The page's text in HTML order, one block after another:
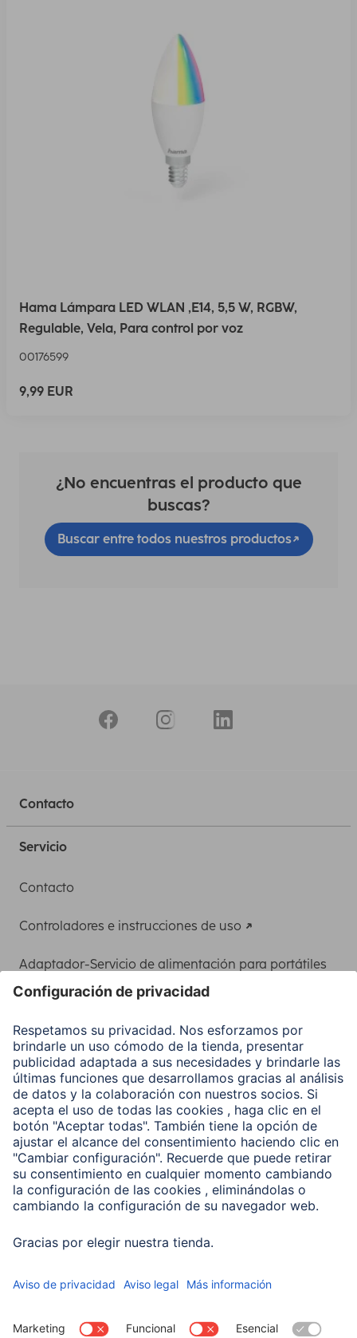
Hama Lámpara LED WLAN ,E14, 5,5 W, RGBW,
Regulable, Vela, Para control por voz
00176599
9,99 EUR
¿No encuentras el producto que
buscas?
Buscar entre todos nuestros productos
Contacto
Servicio
Contacto
Controladores e instrucciones de uso
Adaptador-Servicio de alimentación para portátiles
Clientes online
Conviértete en distribuidor
Compañía
Historia de la empresa
Hama en todo el Mundo
Sostenibilidad
Business-Portal